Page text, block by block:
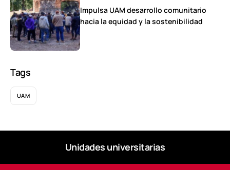
Impulsa UAM desarrollo comunitario
hacia la equidad y la sostenibilidad
Tags
UAM
Unidades universitarias